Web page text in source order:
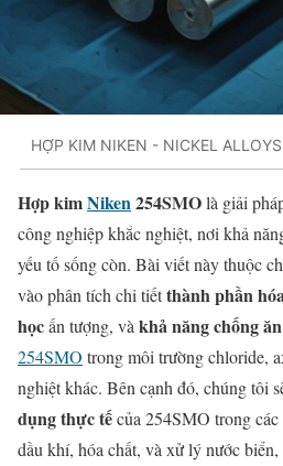
HỢP KIM NIKEN - NICKEL ALLOYS
Hợp kimNiken254SMOlà giải
công nghiệp khắc nghiệt, nơi khả
yếu tố sống còn. Bài viết này thuộc
vào phân tích chi tiếtthành phần
họcấn tượng, và khả năng chống
254SMO trong môi trường chloride,
nghiệt khác. Bên cạnh đó, chúng tôi
dụng thực tếcủa 254SMO trong
dầu khí, hóa chất, và xử lý nước